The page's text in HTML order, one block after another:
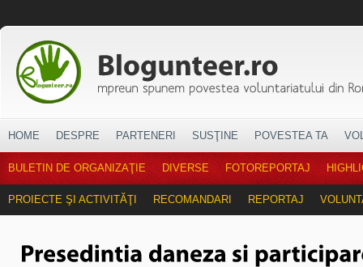
HOME DESPRE PARTENERI SUSŢINE POVESTEA TA
BULETIN DE ORGANIZAŢIE DIVERSE FOTOREPORTAJ
PROIECTE ŞI ACTIVITĂŢI RECOMANDARI REPORTAJ